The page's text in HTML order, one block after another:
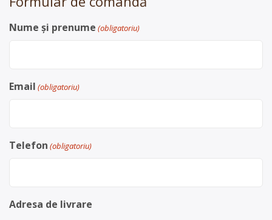
Nume și prenume (obligatoriu)
Email (obligatoriu)
Telefon (obligatoriu)
Adresa de livrare